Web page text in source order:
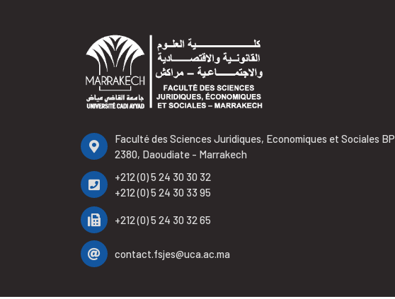
Faculté des Sciences Juridiques, Economiques et Sociales BP
2380, Daoudiate - Marrakech
+212 (0) 5 24 30 30 32
+212 (0) 5 24 30 33 95
+212 (0) 5 24 30 32 65
contact.fsjes@uca.ac.ma